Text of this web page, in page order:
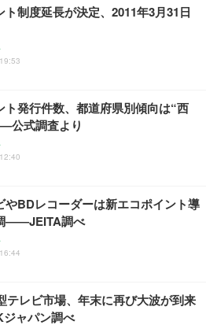
ト制度延長が決定、2011年3月31日
ト発行件数、都道府県別傾向は“西
公式調査より
やBDレコーダーは新エコポイント導
――JEITA調べ
テレビ市場、年末に再び大波が到来
ャパン調べ